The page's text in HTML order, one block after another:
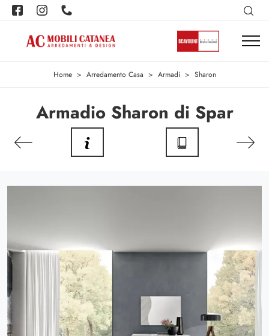
Home > Arredamento Casa > Armadi > Sharon
Armadio Sharon di Spar